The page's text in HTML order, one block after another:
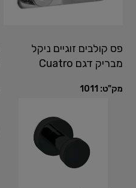
פס קולבים זוגיים ניקל
מבריק דגם Cuatro
מק"ט: 1011